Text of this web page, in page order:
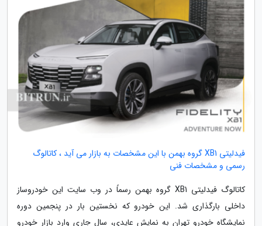
فیدلیتی XB1 گروه بهمن با این مشخصات به بازار می آید ، کاتالوگ
رسمی و مشخصات فنی
کاتالوگ فیدلیتی XB1 گروه بهمن رسماً در وب سایت این خودروساز
داخلی بارگذاری شد. این خودرو که نخستین بار در پنجمین دوره
نمایشگاه خودرو تهران به نمایش عایدی، سال جاری وارد بازار خودرو